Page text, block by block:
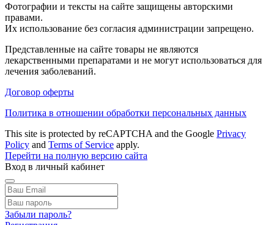
Фотографии и тексты на сайте защищены авторскими
правами.
Их использование без согласия администрации запрещено.
Представленные на сайте товары не являются
лекарственными препаратами и не могут использоваться для
лечения заболеваний.
Договор оферты
Политика в отношении обработки персональных данных
This site is protected by reCAPTCHA and the Google Privacy
Policy and Terms of Service apply.
Перейти на полную версию сайта
Вход в личный кабинет
Забыли пароль?